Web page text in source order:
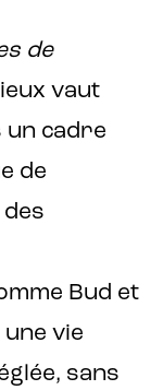
de
vaut
un cadre
de
Bud et
vie
sans